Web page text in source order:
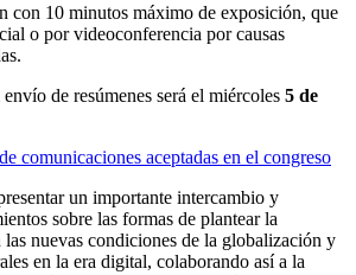
con 10 minutos máximo de exposición, que
o por videoconferencia por causas
.
de resúmenes será el miércoles 5 de
comunicaciones aceptadas en el congreso
un importante intercambio y
sobre las formas de plantear la
nuevas condiciones de la globalización y
en la era digital, colaborando así a la